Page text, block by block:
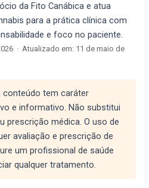
da Fito Canábica e atua
para a prática clínica com
e foco no paciente.
·Atualizado em: 11 de maio de
conteúdo tem caráter
e informativo. Não substitui
prescrição médica. O uso de
avaliação e prescrição de
um profissional de saúde
qualquer tratamento.